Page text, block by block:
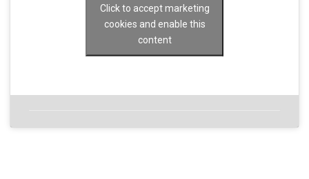
Click to accept marketing
cookies and enable this
content